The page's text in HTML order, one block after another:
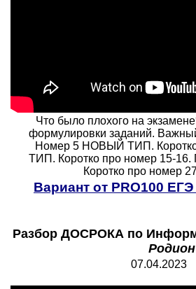
Что было плохого на
формулировки заданий.
Номер 5 НОВЫЙ ТИП.
ТИП. Коротко про номер 15-
Коротко про номер
Вариант от PRO100
Разбор ДОСРОКА по